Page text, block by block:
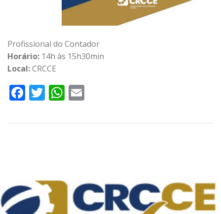
Profissional do Contador
Horário: 14h às 15h30min
Local:CRCCE
Facebook
TwitterWhatsApp